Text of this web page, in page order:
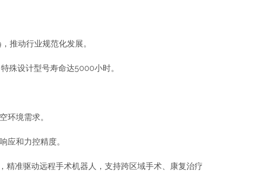
推动行业规范化发展。
殊设计型号寿命达5000小时。
环境需求。
应和力控精度。
精准驱动远程手术机器人，支持跨区域手术、康复治疗